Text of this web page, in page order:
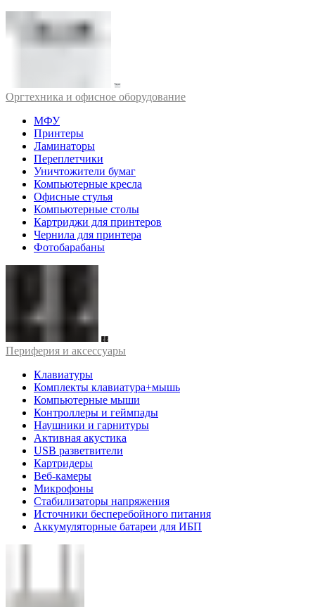
Оргтехника и офисное оборудование
МФУ
Принтеры
Ламинаторы
Переплетчики
Уничтожители бумаг
Компьютерные кресла
Офисные стулья
Компьютерные столы
Картриджи для принтеров
Чернила для принтера
Фотобарабаны
Периферия и аксессуары
Клавиатуры
Комплекты клавиатура+мышь
Компьютерные мыши
Контроллеры и геймпады
Наушники и гарнитуры
Активная акустика
USB разветвители
Картридеры
Веб-камеры
Микрофоны
Стабилизаторы напряжения
Источники бесперебойного питания
Аккумуляторные батареи для ИБП